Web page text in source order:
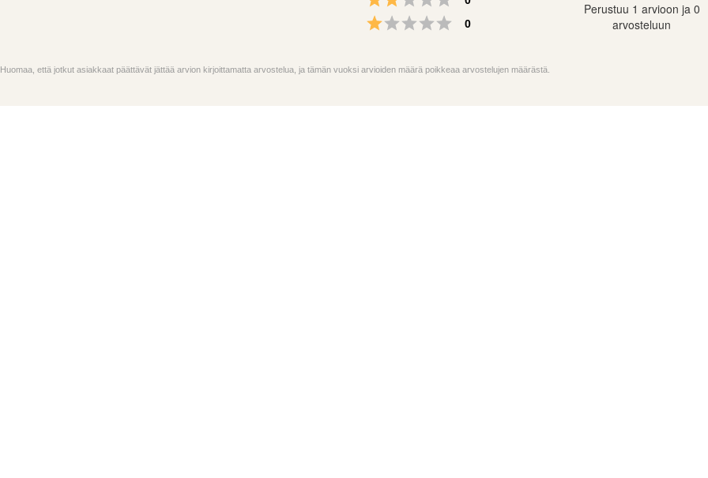
Arvio 1 5:sta tähdestä
0
Perustuu 1 arvioon ja 0
arvosteluun
Huomaa, että jotkut asiakkaat päättävät jättää arvion kirjoittamatta arvostelua, ja tämän vuoksi arvioiden määrä poikkeaa arvostelujen määrästä.